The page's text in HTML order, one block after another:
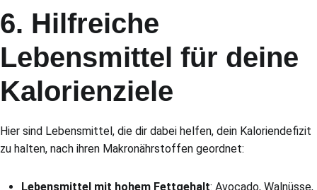
6. Hilfreiche
Lebensmittel für deine
Kalorienziele
Hier sind Lebensmittel, die dir dabei helfen, dein Kaloriendefizit
zu halten, nach ihren Makronährstoffen geordnet:
Lebensmittel mit hohem Fettgehalt: Avocado, Walnüsse,